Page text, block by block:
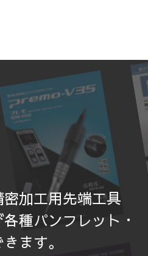
加工用先端工具
種パンフレット・
ます。